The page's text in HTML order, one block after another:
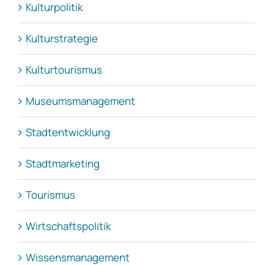
Kulturpolitik
Kulturstrategie
Kulturtourismus
Museumsmanagement
Stadtentwicklung
Stadtmarketing
Tourismus
Wirtschaftspolitik
Wissensmanagement